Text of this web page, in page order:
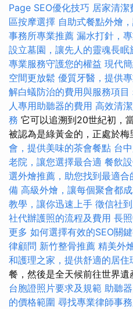
Page SEO優化技巧 居家清
區按摩選擇 自助式餐點外燴
事務所專業推薦 漏水打針，
設立墓園，讓先人的靈魂長眠
專業服務守護您的權益 現代
空間更放鬆 優質牙醫，提供
解白蟻防治的費用與服務項目
人專用助聽器的費用 高效清
務 它可以追溯到20世紀初，
被認為是綠黃金的，正處於梅
會，提供美味的茶會餐點 台
老院，讓您選擇最合適 餐飲
選外燴推薦，助您找到最適合
備 高級外燴，讓每個聚會都
教學，讓你迅速上手 徵信社
社代辦護照的流程及費用 長
更多 如何選擇有效的SEO關
律顧問 新竹整骨推薦 精美外
和護理之家，提供舒適的居住
餐，然後是全天候前往世界遺
台胞證照片要求及規範 助聽
的價格範圍 尋找專業律師事